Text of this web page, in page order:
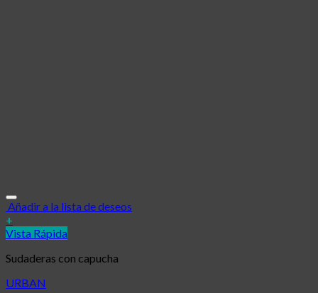
Añadir a la lista de deseos
+
Vista Rápida
Sudaderas con capucha
URBAN